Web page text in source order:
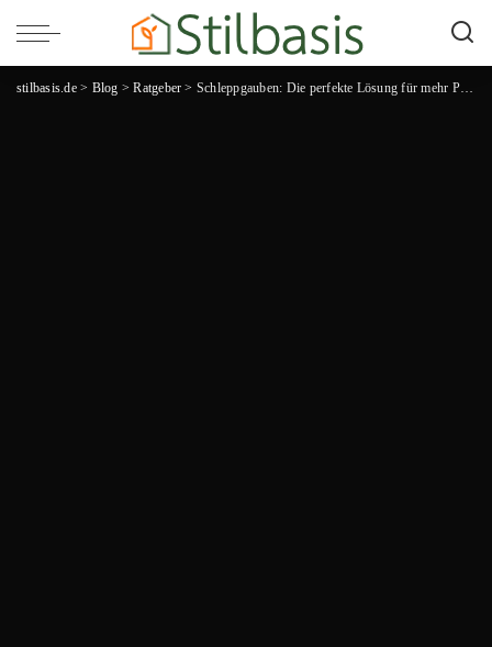
stilbasis.de> Blog >Ratgeber > Schleppgauben: Die perfekte Lösung für mehr Platz und Licht im Haus!